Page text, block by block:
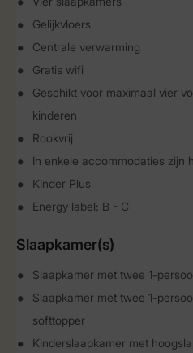
Gelijkvloers
Centrale verwarming
Gratis wifi
Geschikt voor maximaal vier
kinderen
Rookvrij
In enkele accommodaties zijn
Kinder Plus
Energy label: B - C
Slaapkamer(s)
Slaapkamer met twee 1-
Slaapkamer met twee 1-
softtopper
Kinderslaapkamer met